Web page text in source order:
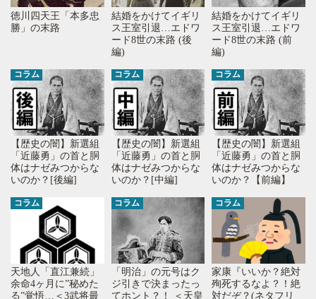
徳川四天王「本多忠
勝」の末路
結婚をかけてイギリ
ス王室引退…エドワ
ード8世の末路 (後
編)
結婚をかけてイギリ
ス王室引退…エドワ
ード8世の末路 (前
編)
コラム
【歴史の闇】新選組
「近藤勇」の首と胴
体はナゼみつからな
いのか？[後編]
コラム
【歴史の闇】新選組
「近藤勇」の首と胴
体はナゼみつからな
いのか？[中編]
コラム
【歴史の闇】新選組
「近藤勇」の首と胴
体はナゼみつからな
いのか？【前編】
コラム
天地人「直江兼続」
余命4ヶ月に”秘めた
る”覚悟…＜3武将最
コラム
「明治」の元号はク
ジ引きで決まったっ
てホント？！ ＜天皇
コラム
家康『いいか？絶対
殉死するなよ？！絶
対だぞ？(ネタフリ